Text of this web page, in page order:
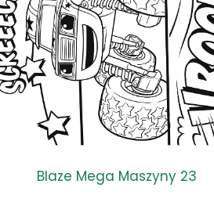
Blaze Mega Maszyny 23